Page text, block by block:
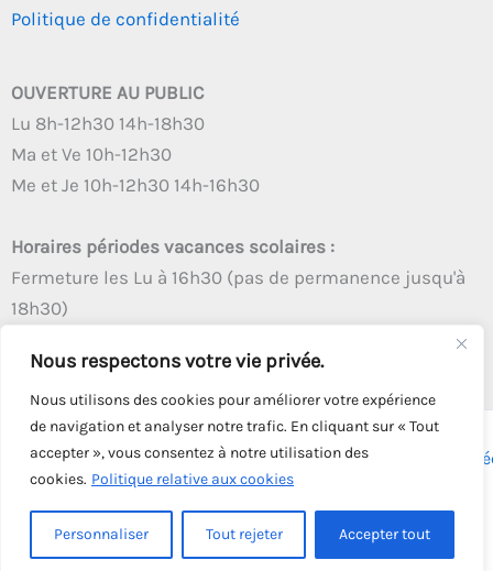
Nous respectons votre vie privée.
Nous utilisons des cookies pour améliorer votre expérience
de navigation et analyser notre trafic. En cliquant sur « Tout
accepter », vous consentez à notre utilisation des
cookies. Politique relative aux cookies
Personnaliser Tout rejeter Accepter tout
Politique de confidentialité
OUVERTURE AU PUBLIC
Lu 8h-12h30 14h-18h30
Ma et Ve 10h-12h30
Me et Je 10h-12h30 14h-16h30
Horaires périodes vacances scolaires :
Fermeture les Lu à 16h30 (pas de permanence jusqu'à
18h30)
Copyright © 2026 - Tous droits réservés - | Webmaster
Solution